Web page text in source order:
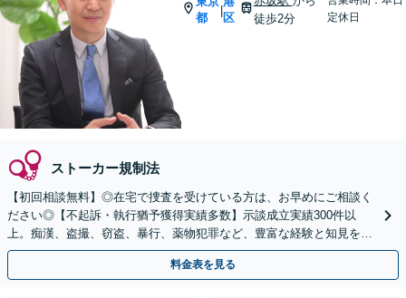
都
|
区
徒歩2分
定休日
ストーカー規制法
【初回相談無料】◎在宅で捜査を受けている方は、お早めにご相談く
ださい◎【不起訴・執行猶予獲得実績多数】示談成立実績300件以
上。痴漢、盗撮、窃盗、暴行、薬物犯罪など、豊富な経験と知見を活
かし、将来を見据え総合的にサポート【赤坂駅2分】
料金表を見る